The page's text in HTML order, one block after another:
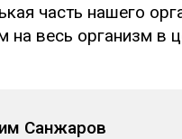
часть нашего
весь организм в
Санжаров